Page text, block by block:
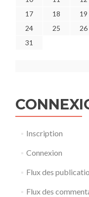
17
18 19
24
25 26
31
Inscription
Connexion
Flux des
Flux des